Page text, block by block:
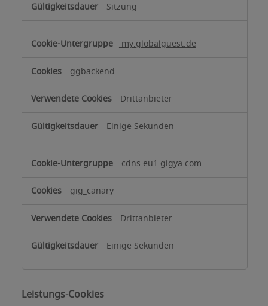
Sitzung
my.globalguest.de
ggbackend
Drittanbieter
Einige Sekunden
cdns.eu1.gigya.com
gig_canary
Drittanbieter
Einige Sekunden
Leistungs-Cookies